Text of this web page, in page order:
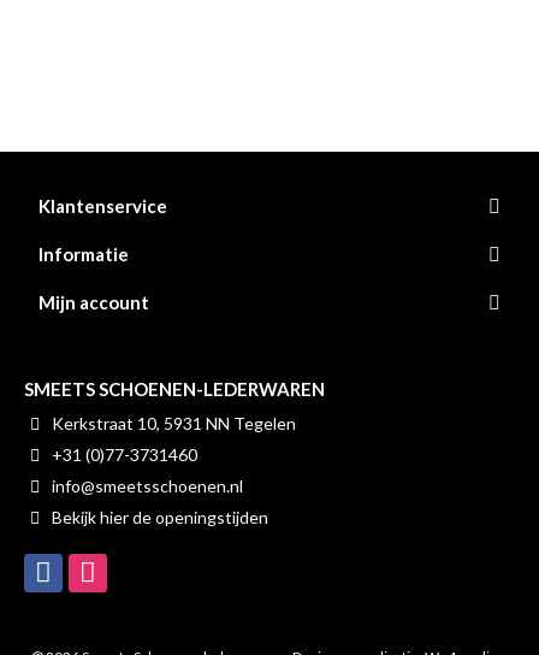
Klantenservice
Informatie
Mijn account
SMEETS SCHOENEN-LEDERWAREN
Kerkstraat 10, 5931 NN Tegelen
+31 (0)77-3731460
info@smeetsschoenen.nl
Bekijk hier de openingstijden